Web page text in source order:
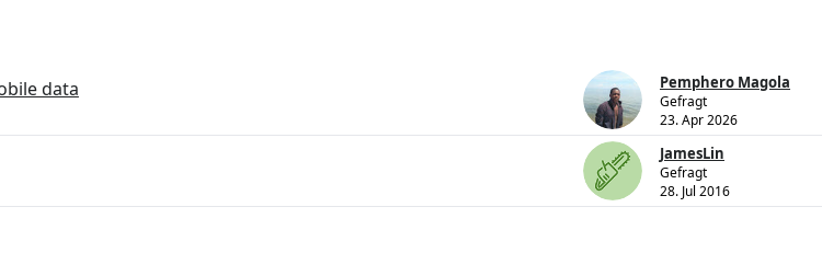
data Pemphero Magola
Gefragt
23. Apr 2026
JamesLin
Gefragt
28. Jul 2016